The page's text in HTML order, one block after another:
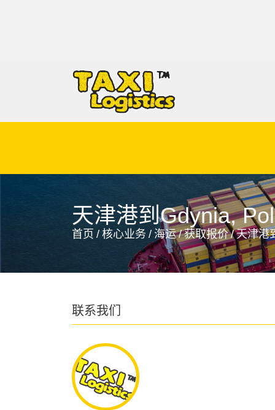
天津港到Gdynia,
首页 / 核心业务 / 海运 / 获取报价 / 天津港
联系我们